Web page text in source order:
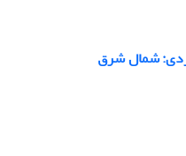
شمال شرق